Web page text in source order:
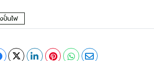
ปั่นไฟ